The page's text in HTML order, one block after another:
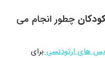
چطور انجام می
های ارتودنسیبرای